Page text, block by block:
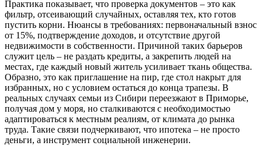
Практика показывает, что проверка документов – это как
фильтр, отсеивающий случайных, оставляя тех, кто готов
пустить корни. Нюансы в требованиях: первоначальный взнос
от 15%, подтверждение доходов, и отсутствие другой
недвижимости в собственности. Причиной таких барьеров
служит цель – не раздать кредиты, а закрепить людей на
местах, где каждый новый житель усиливает ткань общества.
Образно, это как приглашение на пир, где стол накрыт для
избранных, но с условием остаться до конца трапезы. В
реальных случаях семьи из Сибири переезжают в Приморье,
получая дом у моря, но сталкиваются с необходимостью
адаптироваться к местным реалиям, от климата до рынка
труда. Такие связи подчеркивают, что ипотека – не просто
деньги, а инструмент социальной инженерии.